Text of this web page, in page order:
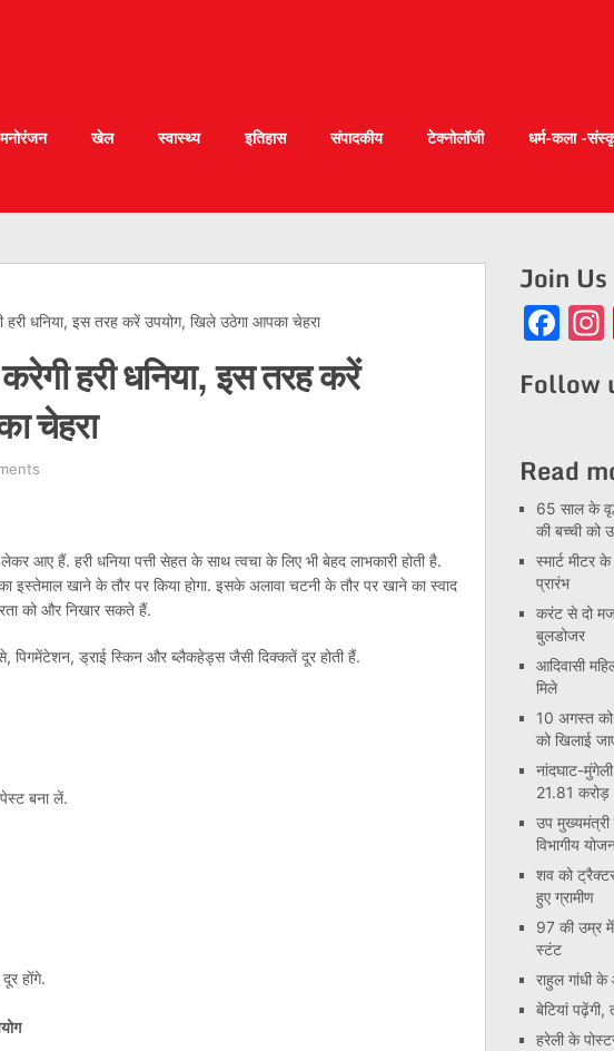
मनोरंजन खेल स्वास्थ्य इतिहास संपादकीय टेक्नोलॉजी धर्म-कला -
हरी धनिया, इस तरह करें उपयोग, खिले उठेगा आपका चेहरा
हरी धनिया, इस तरह करें
चेहरा
आए हैं. हरी धनिया पत्ती सेहत के साथ त्वचा के लिए भी बेहद लाभकारी होती है.
खाने के तौर पर किया होगा. इसके अलावा चटनी के तौर पर खाने का स्वाद
को और निखार सकते हैं.
पिगमेंटेशन, ड्राई स्किन और ब्लैकहेड्स जैसी दिक्कतें दूर होती हैं.
पेस्ट बना लें.
होंगे.
Join Us
Follow
Read
65 साल के
की बच्ची को
स्मार्ट मीटर
प्रारंभ
करंट से दो
बुलडोजर
आदिवासी
मिले
10 अगस्त को
को खिलाई
नांदघाट-
21.81 करोड़
उप
विभागीय
शव को
हुए ग्रामीण
97 की उम्र
स्टंट
राहुल गांधी
बेटियां पढ़ेंगी,
हरेली के